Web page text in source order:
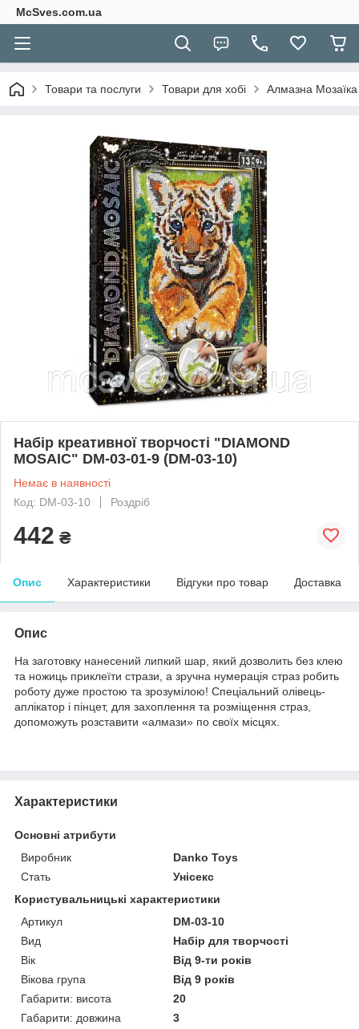
McSves.com.ua
Товари та послуги Товари для хобі Алмазна Мозаїка
Набір креативної творчості "DIAMOND
MOSAIC" DM-03-01-9 (DM-03-10)
Немає в наявності
Код: DM-03-10
Роздріб
442 ₴
Опис Характеристики Відгуки про товар Доставка
Опис
На заготовку нанесений липкий шар, який дозволить без клею
та ножиць приклеїти стрази, а зручна нумерація страз робить
роботу дуже простою та зрозумілою! Спеціальний олівець-
аплікатор і пінцет, для захоплення та розміщення страз,
допоможуть розставити «алмази» по своїх місцях.
Характеристики
Основні атрибути
Виробник
Danko Toys
Стать
Унісекс
Користувальницькі характеристики
Артикул
DM-03-10
Вид
Набір для творчості
Вік
Від 9-ти років
Вікова група
Від 9 років
Габарити: висота
20
Габарити: довжина
3